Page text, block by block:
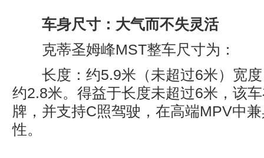
车身尺寸：大气而不失灵活
克蒂圣姆峰MST整车尺寸为：
长度：约5.9米（未超过6米）宽度
约2.8米。得益于长度未超过6米，该
牌，并支持C照驾驶，在高端MPV中
性。